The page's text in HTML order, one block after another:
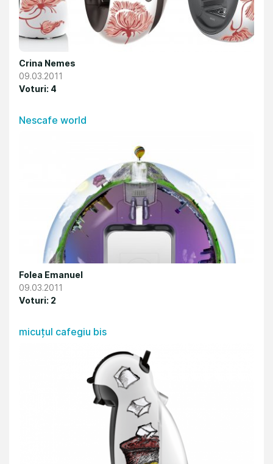
Crina Nemes
09.03.2011
Voturi: 4
Nescafe world
Folea Emanuel
09.03.2011
Voturi: 2
micuțul cafegiu bis